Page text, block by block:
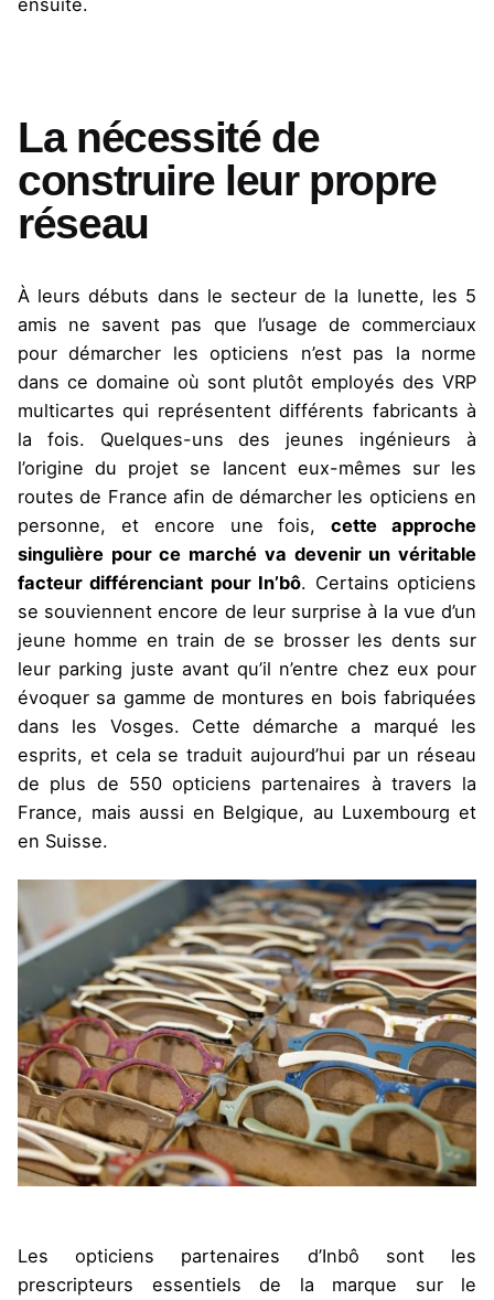
ensuite.
La nécessité de
construire leur propre
réseau
À leurs débuts dans le secteur de la lunette, les 5
amis ne savent pas que l’usage de commerciaux
pour démarcher les opticiens n’est pas la norme
dans ce domaine où sont plutôt employés des VRP
multicartes qui représentent différents fabricants à
la fois. Quelques-uns des jeunes ingénieurs à
l’origine du projet se lancent eux-mêmes sur les
routes de France afin de démarcher les opticiens en
personne, et encore une fois,cette approche
singulière pour ce marché va devenir un véritable
facteur différenciant pour In’bô. Certains opticiens
se souviennent encore de leur surprise à la vue d’un
jeune homme en train de se brosser les dents sur
leur parking juste avant qu’il n’entre chez eux pour
évoquer sa gamme de montures en bois fabriquées
dans les Vosges. Cette démarche a marqué les
esprits, et cela se traduit aujourd’hui par un réseau
de plus de 550 opticiens partenaires à travers la
France, mais aussi en Belgique, au Luxembourg et
en Suisse.
Les opticiens partenaires d’Inbô sont les
prescripteurs essentiels de la marque sur le